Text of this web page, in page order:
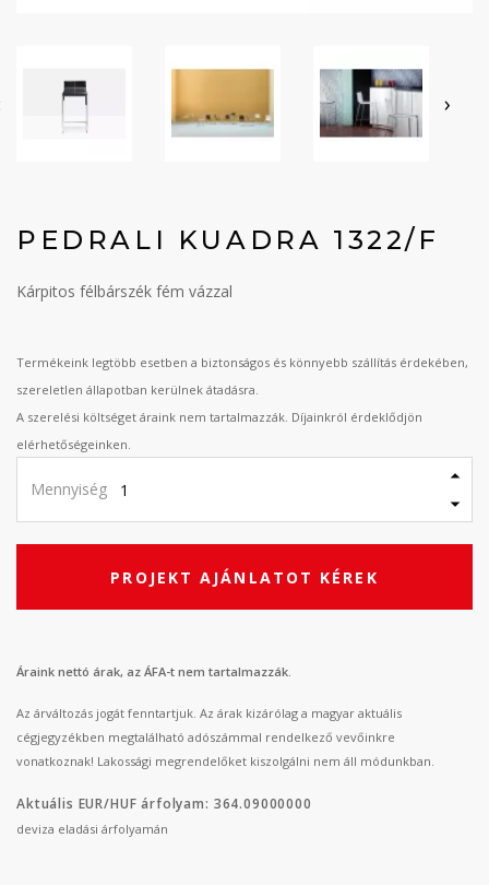
›
PEDRALI KUADRA 1322/F
Kárpitos félbárszék fém vázzal
Termékeink legtöbb esetben a biztonságos és könnyebb szállítás érdekében,
szereletlen állapotban kerülnek átadásra.
A szerelési költséget áraink nem tartalmazzák. Díjainkról érdeklődjön
elérhetőségeinken.
Mennyiség
PROJEKT AJÁNLATOT KÉREK
Áraink nettó árak, az ÁFA-t nem tartalmazzák.
Az árváltozás jogát fenntartjuk. Az árak kizárólag a magyar aktuális
cégjegyzékben megtalálható adószámmal rendelkező vevőinkre
vonatkoznak! Lakossági megrendelőket kiszolgálni nem áll módunkban.
Aktuális EUR/HUF árfolyam: 364.09000000
deviza eladási árfolyamán